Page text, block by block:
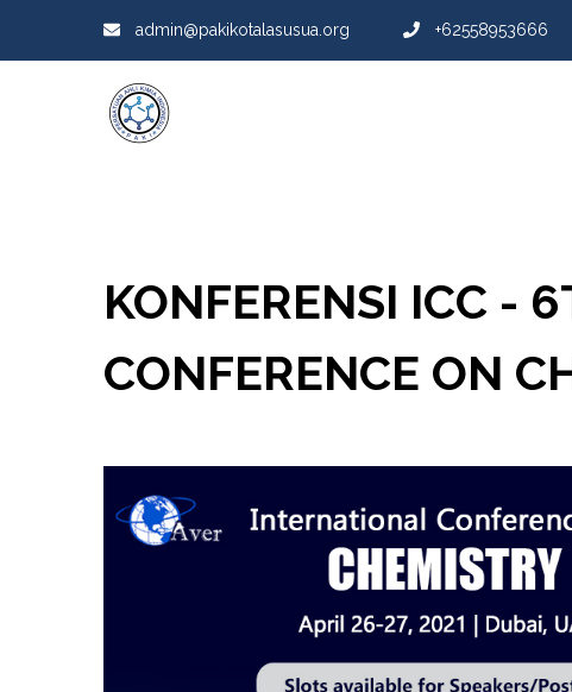
admin@pakikotalasusua.org +62558953666
KONFERENSI ICC -
CONFERENCE ON